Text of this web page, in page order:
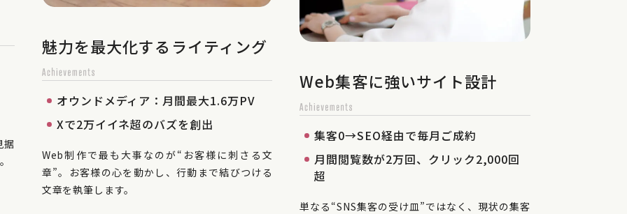
据
魅力を最大化するライティング
オウンドメディア：月間最大1.6万PV
Xで2万イイネ超のバズを創出
Web制作で最も大事なのが“お客様に刺さる文
章”。お客様の心を動かし、行動まで結びつける
文章を執筆します。
Web集客に強いサイト設計
集客0→SEO経由で毎月ご成約
月間閲覧数が2万回、クリック2,000回
超
単なる“SNS集客の受け皿”ではなく、現状の集客